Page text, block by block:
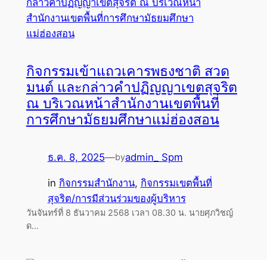
กิจกรรมเข้าแถวเคารพธงชาติ สวด
มนต์ และกล่าวคำปฏิญญาเขตสุจริต
ณ บริเวณหน้าสำนักงานเขตพื้นที่
การศึกษามัธยมศึกษาแม่ฮ่องสอน
ธ.ค. 8, 2025—byadmin_ Spm
in กิจกรรมสำนักงาน, กิจกรรมเขตพื้นที่
สุจริต/การมีส่วนร่วมของผู้บริหาร
วันจันทร์ที่ 8 ธันวาคม 2568 เวลา 08.30 น. นายศุภวิชญ์
ด…